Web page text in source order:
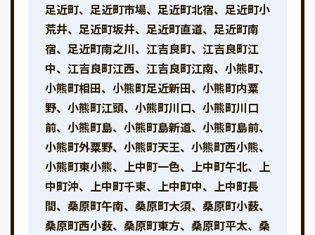
足近町、足近町市場、足近町北宿、足近町小
荒井、足近町坂井、足近町直道、足近町南
宿、足近町南之川、江吉良町、江吉良町江
中、江吉良町江西、江吉良町江南、小熊町、
小熊町相田、小熊町足近新田、小熊町内粟
野、小熊町江頭、小熊町川口、小熊町川口
前、小熊町島、小熊町島新道、小熊町島前、
小熊町外粟野、小熊町天王、小熊町西小熊、
小熊町東小熊、上中町一色、上中町午北、上
中町沖、上中町千束、上中町中、上中町長
間、桑原町午南、桑原町大須、桑原町小薮、
桑原町西小薮、桑原町東方、桑原町平太、桑